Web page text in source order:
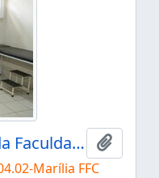
Seção Técnica de Saúde da Faculdade de Filosofia e Ciências - Campus I
Marília FFC